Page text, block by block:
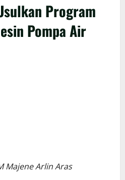
Program
Pompa Air
Majene Arlin Aras